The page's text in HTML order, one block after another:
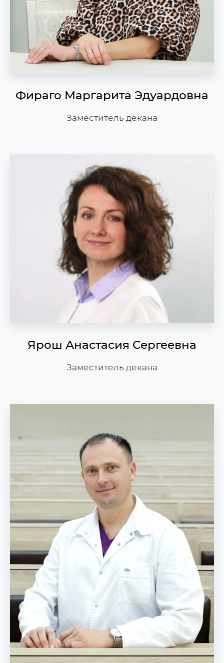
Фираго Маргарита Эдуардовна
Заместитель декана
Ярош Анастасия Сергеевна
Заместитель декана